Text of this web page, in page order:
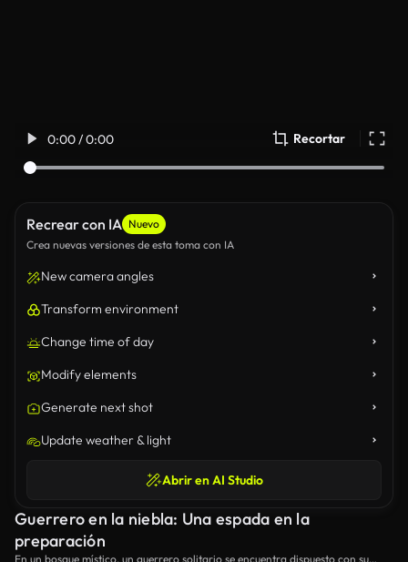
0:00 / 0:00 Recortar
Recrear con IA Nuevo
Crea nuevas versiones de esta toma con IA
New camera angles
Transform environment
Change time of day
Modify elements
Generate next shot
Update weather & light
Abrir en AI Studio
Guerrero en la niebla: Una espada en la
preparación
En un bosque místico, un guerrero solitario se encuentra dispuesto con su